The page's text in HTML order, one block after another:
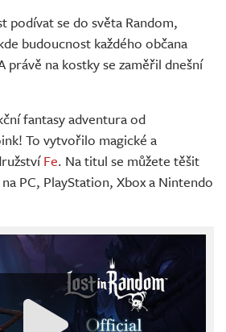
podívat se do světa Random,
budoucnost každého občana
právě na kostky se zaměřil dnešní
fantasy adventura od
To vytvořilo magické a
Fe. Na titul se můžete těšit
PC, PlayStation, Xbox a Nintendo